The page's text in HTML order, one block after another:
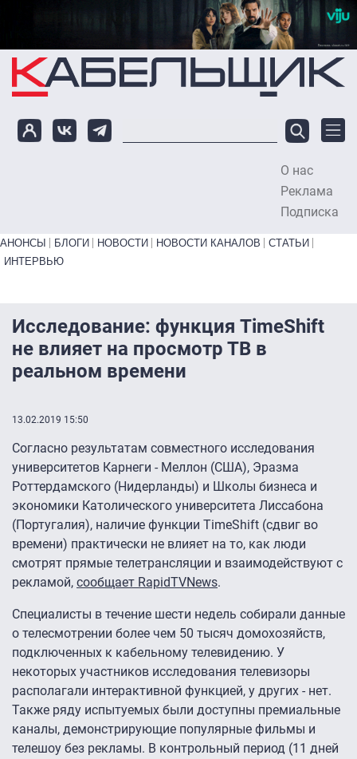
Перейти к основному содержанию
О нас
Реклама
Подписка
Primary links bottom
АНОНСЫ БЛОГИ НОВОСТИ НОВОСТИ КАНАЛОВ
СТАТЬИ
ИНТЕРВЬЮ
Исследование: функция TimeShift
не влияет на просмотр ТВ в
реальном времени
13.02.2019 15:50
Согласно результатам совместного исследования
университетов Карнеги - Меллон (США), Эразма
Роттердамского (Нидерланды) и Школы бизнеса и
экономики Католического университета Лиссабона
(Португалия), наличие функции TimeShift (сдвиг во
времени) практически не влияет на то, как люди
смотрят прямые телетрансляции и взаимодействуют с
рекламой, сообщает RapidTVNews.
Специалисты в течение шести недель собирали данные
о телесмотрении более чем 50 тысяч домохозяйств,
подключенных к кабельному телевидению. У
некоторых участников исследования телевизоры
располагали интерактивной функцией, у других - нет.
Также ряду испытуемых были доступны премиальные
каналы, демонстрирующие популярные фильмы и
телешоу без рекламы. В контрольный период (11 дней